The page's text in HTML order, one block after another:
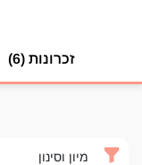
זכרונות (6)
מיון וסינון